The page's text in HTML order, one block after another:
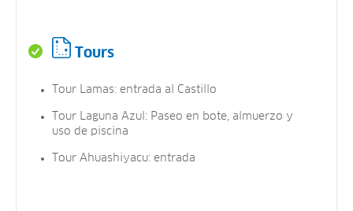
Tours
Tour Lamas: entrada al Castillo
Tour Laguna Azul: Paseo en bote, almuerzo y
uso de piscina
Tour Ahuashiyacu: entrada